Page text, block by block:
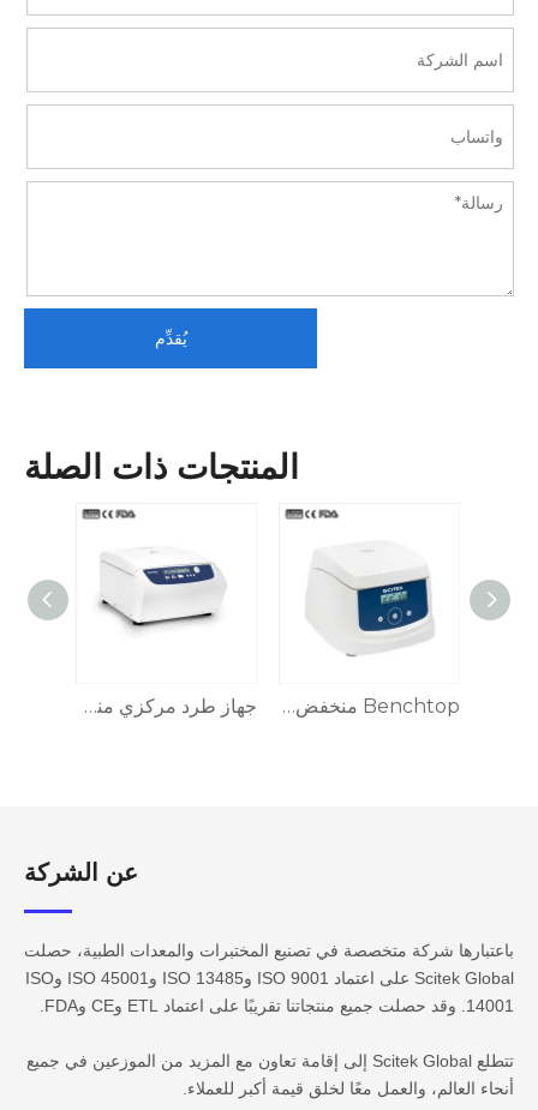
يُقدِّم
المنتجات ذات الصلة
جهاز طرد مركزي منخفض السرعة يوضع على الطاولة، CFG-T6L Benchtop منخفض السرعة الطرد المركزي CFG-4CI
عن الشركة​​​​​​
باعتبارها شركة متخصصة في تصنيع المختبرات والمعدات الطبية، حصلت
Scitek Global على اعتماد ISO 9001 وISO 13485 وISO 45001 وISO
14001. وقد حصلت جميع منتجاتنا تقريبًا على اعتماد ETL وCE وFDA.
تتطلع Scitek Global إلى إقامة تعاون مع المزيد من الموزعين في جميع
أنحاء العالم، والعمل معًا لخلق قيمة أكبر للعملاء.